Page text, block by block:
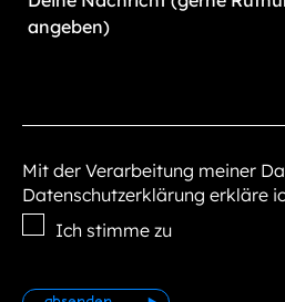
Mit der Verarbeitung meiner
Datenschutzerklärung erkläre
Ich stimme zu